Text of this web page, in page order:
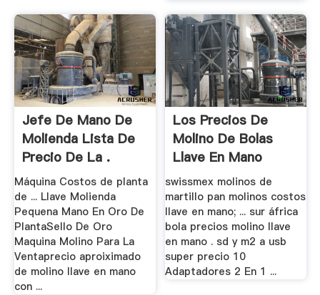
Jefe De Mano De
Molienda Lista De
Precio De La .
Máquina Costos de planta
de ... Llave Molienda
Pequena Mano En Oro De
PlantaSello De Oro
Maquina Molino Para La
Ventaprecio aproiximado
de molino llave en mano
con ...
Los Precios De
Molino De Bolas
Llave En Mano
swissmex molinos de
martillo pan molinos costos
llave en mano; ... sur áfrica
bola precios molino llave
en mano . sd y m2 a usb
super precio 10
Adaptadores 2 En 1 ...